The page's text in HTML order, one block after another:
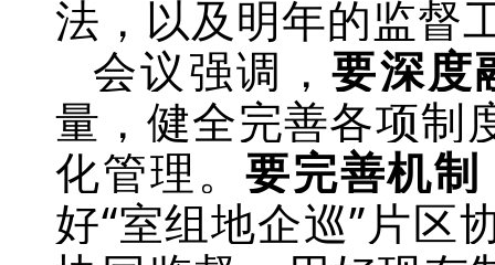
法，以及明年的监督
会议强调，要深度
量，健全完善各项制
化管理。 要完善机
好“室组地企巡”片区